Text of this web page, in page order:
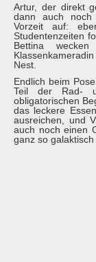
Artur, der direkt
dann auch noch
Vorzeit auf:
Studentenzeiten
Bettina
Nest.
Endlich beim
Teil der Rad-
obligatorischen
das leckere
ausreichen, und
auch noch einen
ganz so